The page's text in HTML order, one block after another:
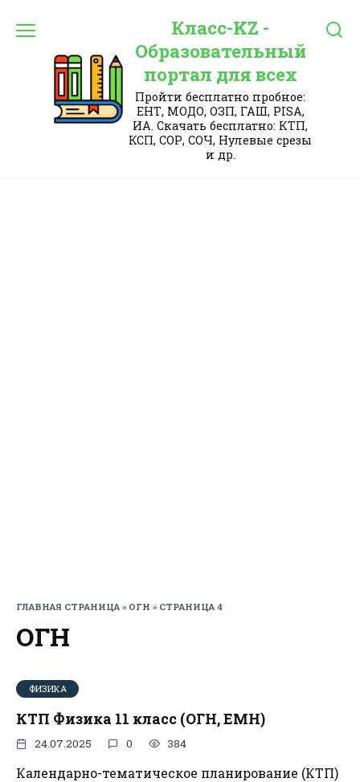
Класс-KZ -
Образовательный
портал для всех
Пройти бесплатно пробное:
ЕНТ, МОДО, ОЗП, ГАШ, PISA,
ИА. Скачать бесплатно: КТП,
КСП, СОР, СОЧ, Нулевые срезы
и др.
ГЛАВНАЯ СТРАНИЦА» ОГН » СТРАНИЦА 4
ОГН
ФИЗИКА
КТП Физика 11 класс (ОГН, ЕМН)
24.07.2025 0 384
Календарно-тематическое планирование (КТП)